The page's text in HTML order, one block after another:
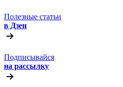
Полезные статьи
в Дзен
Подписывайся
на рассылку